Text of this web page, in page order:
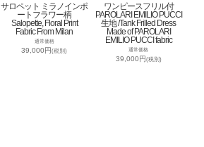
サロペット ミラノインポ
ートフラワー柄
Salopette, Floral Print
Fabric From Milan
通常価格
39,000円(税別)
ワンピースフリル付
PAROLARI EMILIO PUCCI
生地 /Tank Frilled Dress
Made of PAROLARI
EMILIO PUCCI fabric
通常価格
39,000円(税別)